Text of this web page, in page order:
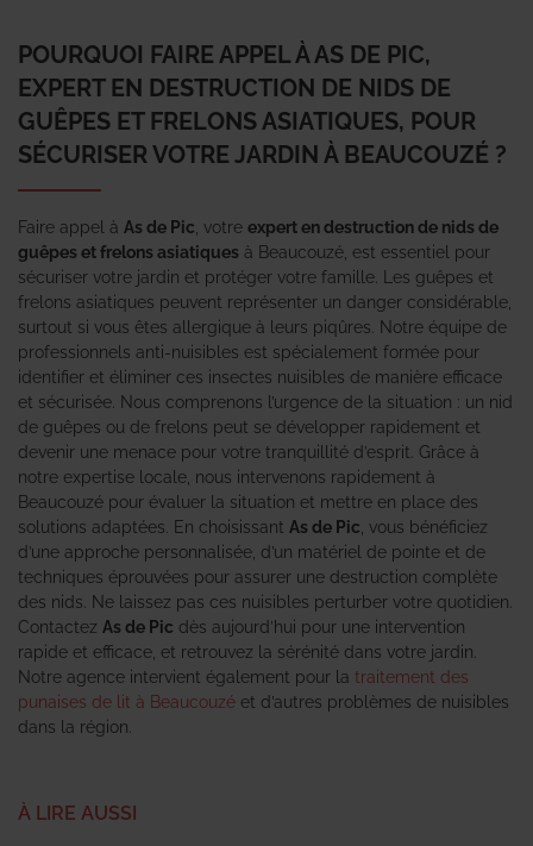
POURQUOI FAIRE APPEL À AS DE PIC,
EXPERT EN DESTRUCTION DE NIDS DE
GUÊPES ET FRELONS ASIATIQUES, POUR
SÉCURISER VOTRE JARDIN À BEAUCOUZÉ ?
Faire appel à As de Pic , votre expert en destruction de nids de
guêpes et frelons asiatiques à Beaucouzé, est essentiel pour
sécuriser votre jardin et protéger votre famille. Les guêpes et
frelons asiatiques peuvent représenter un danger considérable,
surtout si vous êtes allergique à leurs piqûres. Notre équipe de
professionnels anti-nuisibles est spécialement formée pour
identifier et éliminer ces insectes nuisibles de manière efficace
et sécurisée. Nous comprenons l’urgence de la situation : un nid
de guêpes ou de frelons peut se développer rapidement et
devenir une menace pour votre tranquillité d’esprit. Grâce à
notre expertise locale, nous intervenons rapidement à
Beaucouzé pour évaluer la situation et mettre en place des
solutions adaptées. En choisissant As de Pic , vous bénéficiez
d’une approche personnalisée, d’un matériel de pointe et de
techniques éprouvées pour assurer une destruction complète
des nids. Ne laissez pas ces nuisibles perturber votre quotidien.
Contactez As de Pic dès aujourd’hui pour une intervention
rapide et efficace, et retrouvez la sérénité dans votre jardin.
Notre agence intervient également pour la traitement des
punaises de lit à Beaucouzé et d’autres problèmes de nuisibles
dans la région.
À LIRE AUSSI